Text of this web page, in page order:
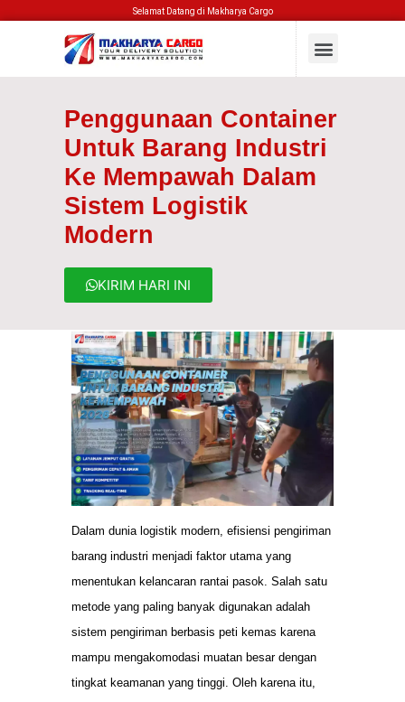
Selamat Datang di Makharya Cargo
Penggunaan Container
Untuk Barang Industri
Ke Mempawah Dalam
Sistem Logistik
Modern
KIRIM HARI INI
Dalam dunia logistik modern, efisiensi pengiriman
barang industri menjadi faktor utama yang
menentukan kelancaran rantai pasok. Salah satu
metode yang paling banyak digunakan adalah
sistem pengiriman berbasis peti kemas karena
mampu mengakomodasi muatan besar dengan
tingkat keamanan yang tinggi. Oleh karena itu,